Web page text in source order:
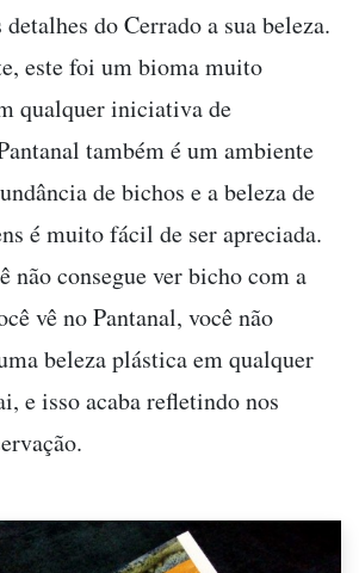
detalhes do Cerrado a sua beleza.
este foi um bioma muito
qualquer iniciativa de
também é um ambiente
de bichos e a beleza de
é muito fácil de ser apreciada.
não consegue ver bicho com a
vê no Pantanal, você não
beleza plástica em qualquer
e isso acaba refletindo nos